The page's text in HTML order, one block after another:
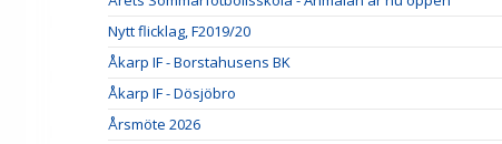
Nytt flicklag, F2019/20
Åkarp IF - Borstahusens BK
Åkarp IF - Dösjöbro
Årsmöte 2026